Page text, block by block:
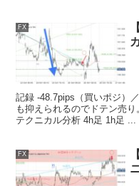
FX
記録 -48.7pips（買いポジ）
も抑えられるのでドテン売
テクニカル分析 4h足 1h足 ...
FX